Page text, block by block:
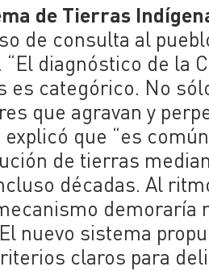
de Tierras
de consulta al
diagnóstico de la
es categórico. No
que agravan y
explicó que “es
de tierras
décadas. Al
demoraría
nuevo sistema
claros para